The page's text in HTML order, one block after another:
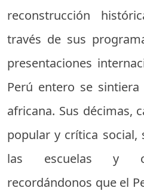
reconstrucción
través de sus
presentaciones
Perú entero se
africana. Sus décimas,
popular y crítica social,
las escuelas y
recordándonos que el